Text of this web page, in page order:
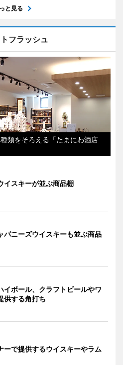
と見る
フラッシュ
類をそろえる「たまにわ酒店
イスキーが並ぶ商品棚
パニーズウイスキーも並ぶ商品
イボール、クラフトビールやワ
供する角打ち
ーで提供するウイスキーやラム